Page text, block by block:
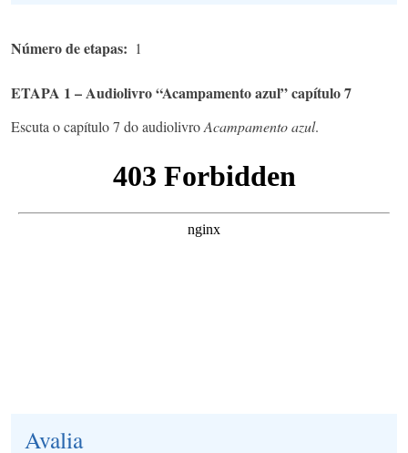
Número de etapas 1
ETAPA 1 – Audiolivro “Acampamento azul” capítulo 7
Escuta o capítulo 7 do audiolivroAcampamento azul.
Avalia